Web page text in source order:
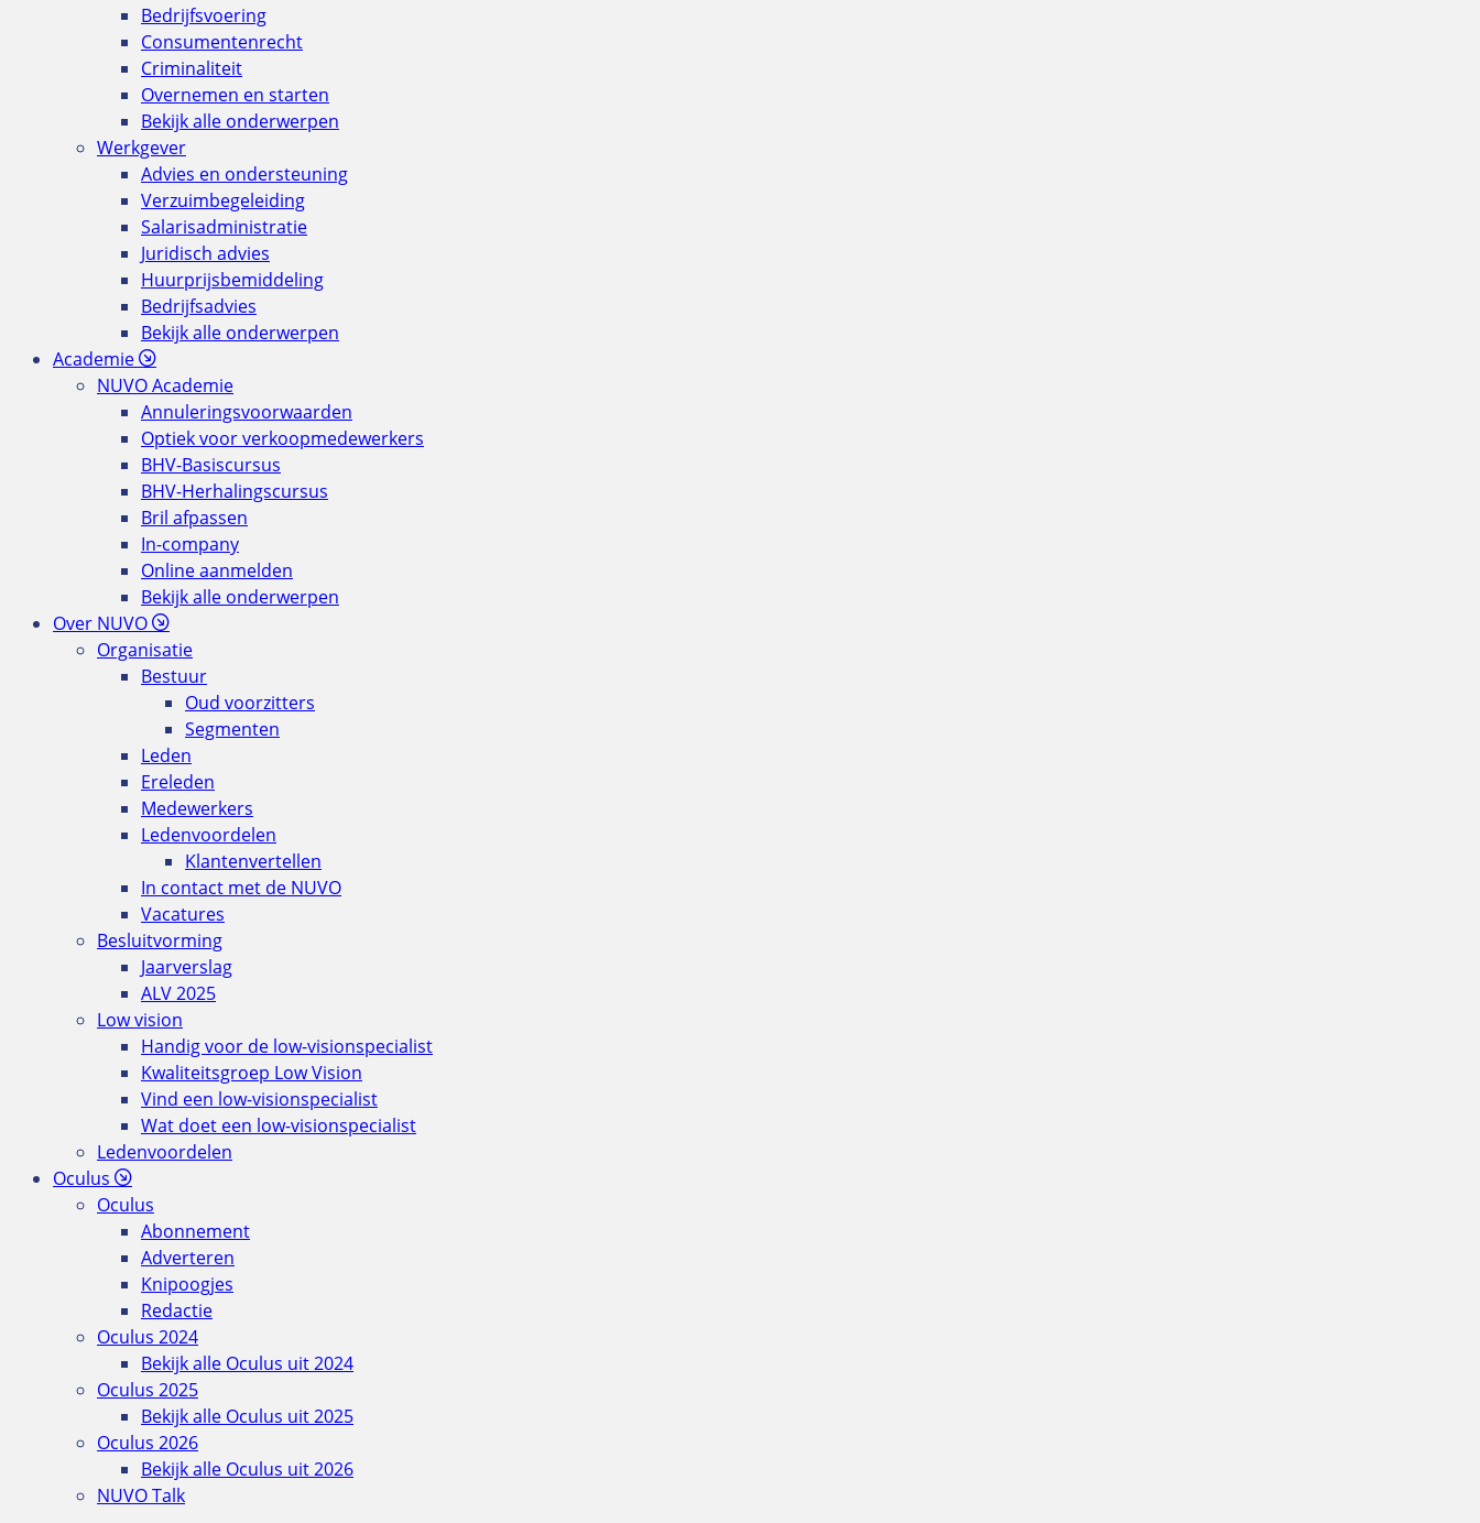
Bedrijfsvoering
Consumentenrecht
Criminaliteit
Overnemen en starten
Bekijk alle onderwerpen
Werkgever
Advies en ondersteuning
Verzuimbegeleiding
Salarisadministratie
Juridisch advies
Huurprijsbemiddeling
Bedrijfsadvies
Bekijk alle onderwerpen
Academie
NUVO Academie
Annuleringsvoorwaarden
Optiek voor verkoopmedewerkers
BHV-Basiscursus
BHV-Herhalingscursus
Bril afpassen
In-company
Online aanmelden
Bekijk alle onderwerpen
Over NUVO
Organisatie
Bestuur
Oud voorzitters
Segmenten
Leden
Ereleden
Medewerkers
Ledenvoordelen
Klantenvertellen
In contact met de NUVO
Vacatures
Besluitvorming
Jaarverslag
ALV 2025
Low vision
Handig voor de low-visionspecialist
Kwaliteitsgroep Low Vision
Vind een low-visionspecialist
Wat doet een low-visionspecialist
Ledenvoordelen
Oculus
Oculus
Abonnement
Adverteren
Knipoogjes
Redactie
Oculus 2024
Bekijk alle Oculus uit 2024
Oculus 2025
Bekijk alle Oculus uit 2025
Oculus 2026
Bekijk alle Oculus uit 2026
NUVO Talk